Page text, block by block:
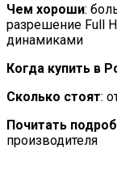
Чем хороши:
разрешение Full
динамиками
Когда купить в
Сколько стоят:
Почитать
производителя